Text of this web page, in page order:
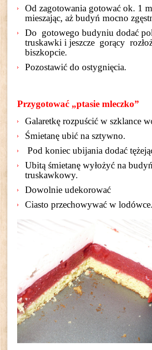
Od zagotowania gotować ok. 1
mieszając, aż budyń mocno
Do gotowego budyniu dodać
truskawki i jeszcze gorący
biszkopcie.
Pozostawić do ostygnięcia.
Przygotować „ptasie mleczko”
Galaretkę rozpuścić w szklance
Śmietanę ubić na sztywno.
Pod koniec ubijania dodać
Ubitą śmietanę wyłożyć na budyń
truskawkowy.
Dowolnie udekorować
Ciasto przechowywać w lodówce.